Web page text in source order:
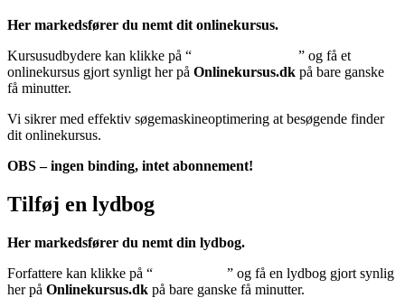
Her markedsfører du nemt dit onlinekursus.
Kursusudbydere kan klikke på “
” og få et
onlinekursus gjort synligt her på Onlinekursus.dk på bare ganske
få minutter.
Vi sikrer med effektiv søgemaskineoptimering at besøgende finder
dit onlinekursus.
OBS – ingen binding, intet abonnement!
Tilføj en lydbog
Her markedsfører du nemt din lydbog.
Forfattere kan klikke på “
” og få en lydbog gjort synlig
her på Onlinekursus.dk på bare ganske få minutter.